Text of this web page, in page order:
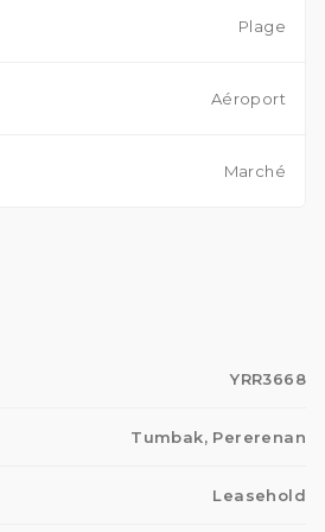
Plage
Aéroport
Marché
YRR3668
Tumbak, Pererenan
Leasehold